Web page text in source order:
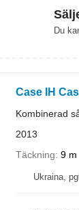
Du
Case IH
Kombinerad
2013
Täckning 9 m
Ukraina,